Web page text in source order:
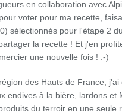
en collaboration avec
voter pour ma recette,
sélectionnés pour l'étape 2
la recette ! Et j'en
une nouvelle fois ! :-)
des Hauts de France, j'ai
endives à la bière, lardons et
du terroir en une seule